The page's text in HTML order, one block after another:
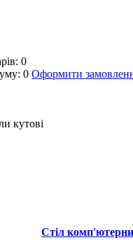
0
0 Оформити
кутовi
Стіл